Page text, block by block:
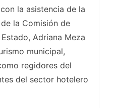
la asistencia de la
la Comisión de
Adriana Meza
municipal,
regidores del
del sector hotelero